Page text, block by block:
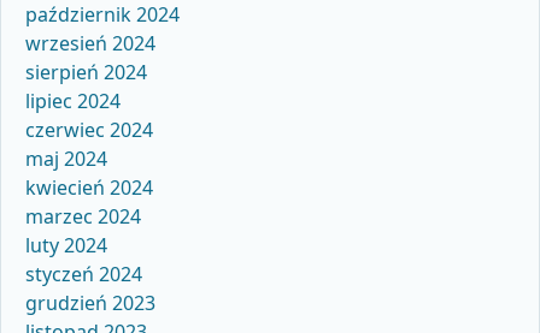
październik 2024
wrzesień 2024
sierpień 2024
lipiec 2024
czerwiec 2024
maj 2024
kwiecień 2024
marzec 2024
luty 2024
styczeń 2024
grudzień 2023